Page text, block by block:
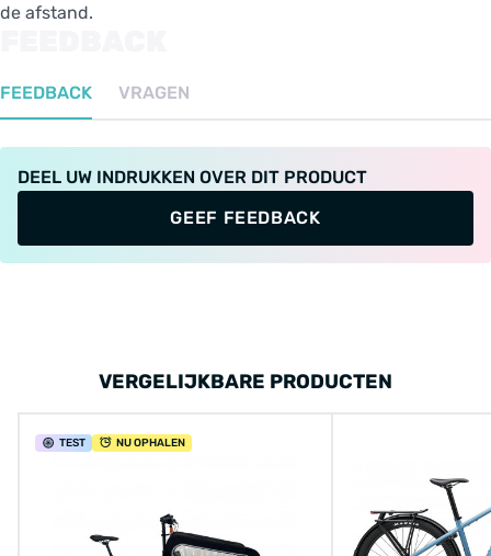
de afstand.
FEEDBACK VRAGEN
DEEL UW INDRUKKEN OVER DIT PRODUCT
GEEF FEEDBACK
VERGELIJKBARE PRODUCTEN
TEST NU OPHALEN